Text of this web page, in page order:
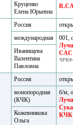
Круценко
Елена Юрьевна
Россия
международная
001,
CAC
ЧРКФ
Иванищева
Валентина
Павловна
Россия
монопородная
(КЧК)
б/м,
КЧК
Кожевникова
Ольга